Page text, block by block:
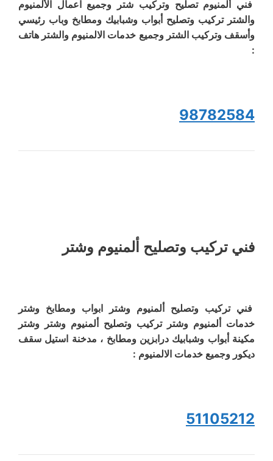
فني ألمنيوم تصليح وتركيب شتر وجميع اعمال الألمنيوم
والشتر تركيب وتصليح أبواب وشبابيك ومطابخ وباب رئيسي
وأسقف وتركيب الشتر وجميع خدمات الالمنيوم والشتر هاتف
:
98782584
فني تركيب وتصليح ألمنيوم وشتر
فني تركيب وتصليح ألمنيوم وشتر ابواب ومطابخ وشتر
خدمات ألمنيوم وشتر تركيب وتصليح ألمنيوم وشتر وشتر
مكينة أبواب وشبابيك درابزين ومطابخ ، مدخنة استيل سقف
ديكور وجميع خدمات الالمنيوم :
51105212